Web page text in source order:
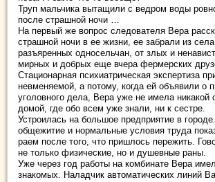
Труп мальчика вытащили с ведром воды
после страшной ночи …
На первый же вопрос следователя Вера
страшной ночи в ее жизни, ее забрали из
разъяренных односельчан, от злых и
мирных и добрых еще вчера фермерских
Стационарная психиатрическая экспертиза
невменяемой, а потому, когда ей объявили о
уголовного дела, Вера уже не имела никакой
домой, где обо всем уже знали, ни к сестре.
Устроилась на большое предприятие в
общежитие и нормальные условия труда
раем после того, что пришлось пережить.
не только физические, но и душевные раны.
Уже через год работы на комбинате Вера
знакомых. Наладчик автоматических линий